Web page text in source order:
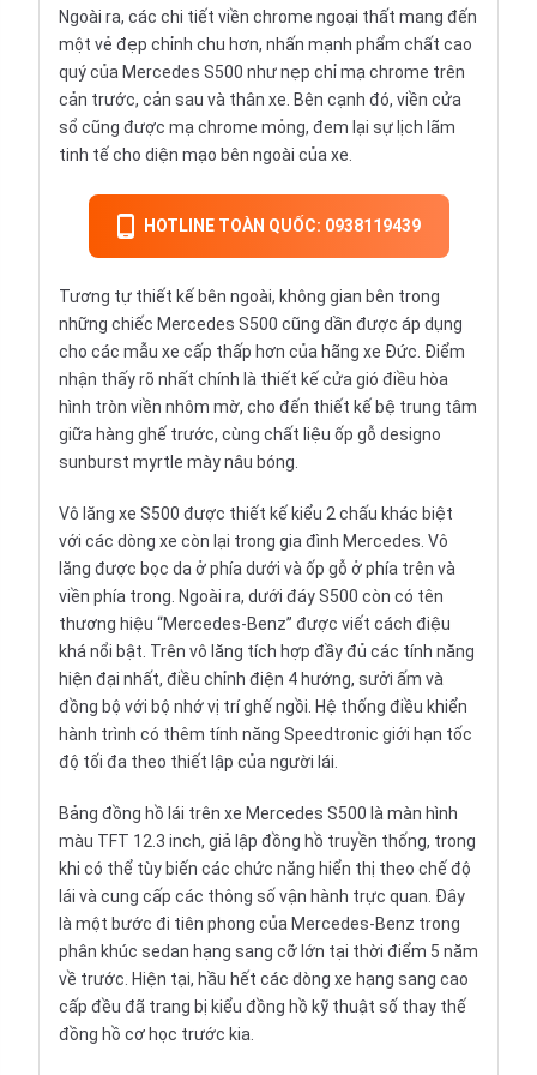
Ngoài ra, các chi tiết viền chrome ngoại thất mang đến
một vẻ đẹp chỉnh chu hơn, nhấn mạnh phẩm chất cao
quý của Mercedes S500 như nẹp chỉ mạ chrome trên
cản trước, cản sau và thân xe. Bên cạnh đó, viền cửa
sổ cũng được mạ chrome mỏng, đem lại sự lịch lãm
tinh tế cho diện mạo bên ngoài của xe.
HOTLINE TOÀN QUỐC: 0938119439
Tương tự thiết kế bên ngoài, không gian bên trong
những chiếc Mercedes S500 cũng dần được áp dụng
cho các mẫu xe cấp thấp hơn của hãng xe Đức. Điểm
nhận thấy rõ nhất chính là thiết kế cửa gió điều hòa
hình tròn viền nhôm mờ, cho đến thiết kế bệ trung tâm
giữa hàng ghế trước, cùng chất liệu ốp gỗ designo
sunburst myrtle mày nâu bóng.
Vô lăng xe S500 được thiết kế kiểu 2 chấu khác biệt
với các dòng xe còn lại trong gia đình Mercedes. Vô
lăng được bọc da ở phía dưới và ốp gỗ ở phía trên và
viền phía trong. Ngoài ra, dưới đáy S500 còn có tên
thương hiệu “Mercedes-Benz” được viết cách điệu
khá nổi bật. Trên vô lăng tích hợp đầy đủ các tính năng
hiện đại nhất, điều chỉnh điện 4 hướng, sưởi ấm và
đồng bộ với bộ nhớ vị trí ghế ngồi. Hệ thống điều khiển
hành trình có thêm tính năng Speedtronic giới hạn tốc
độ tối đa theo thiết lập của người lái.
Bảng đồng hồ lái trên xe Mercedes S500 là màn hình
màu TFT 12.3 inch, giả lập đồng hồ truyền thống, trong
khi có thể tùy biến các chức năng hiển thị theo chế độ
lái và cung cấp các thông số vận hành trực quan. Đây
là một bước đi tiên phong của Mercedes-Benz trong
phân khúc sedan hạng sang cỡ lớn tại thời điểm 5 năm
về trước. Hiện tại, hầu hết các dòng xe hạng sang cao
cấp đều đã trang bị kiểu đồng hồ kỹ thuật số thay thế
đồng hồ cơ học trước kia.